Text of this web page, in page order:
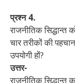
प्रश्न 4.
राजनीतिक सिद्धान्त
चार तरीकों की
उपयोगी हों?
उत्तर-
राजनीतिक सिद्धान्त